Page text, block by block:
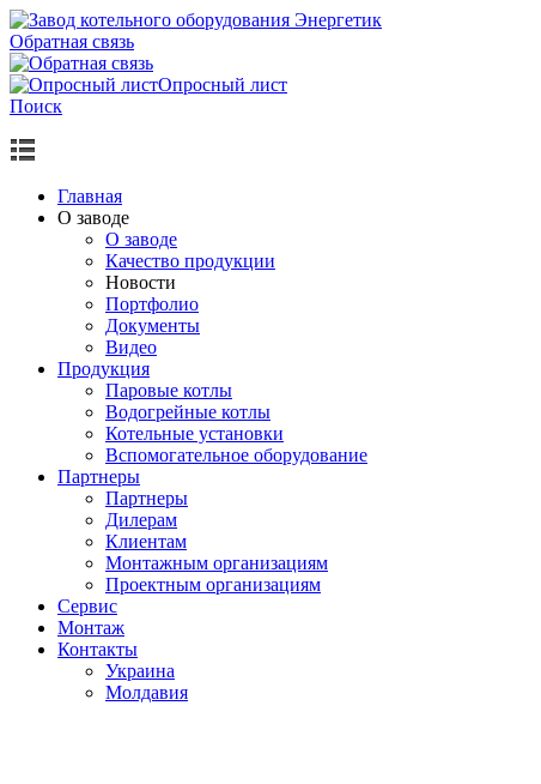
Обратная связь
Опросный лист
Поиск
Главная
О заводе
О заводе
Качество продукции
Новости
Портфолио
Документы
Видео
Продукция
Паровые котлы
Водогрейные котлы
Котельные установки
Вспомогательное оборудование
Партнеры
Партнеры
Дилерам
Клиентам
Монтажным организациям
Проектным организациям
Сервис
Монтаж
Контакты
Украина
Молдавия